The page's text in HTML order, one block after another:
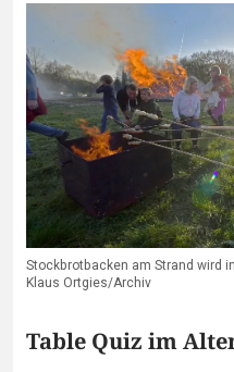
Stockbrotbacken am Strand wird
Klaus Ortgies/Archiv
Table Quiz im